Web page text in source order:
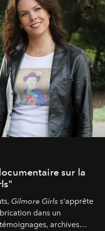
sur la
Gilmore Girls s'apprête
dans un
archives